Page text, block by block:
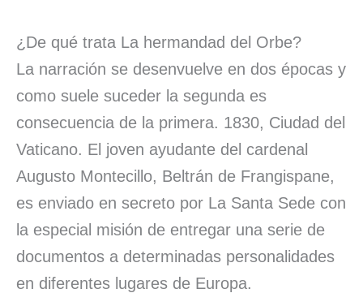
¿De qué trata La hermandad del Orbe?
La narración se desenvuelve en dos épocas y
como suele suceder la segunda es
consecuencia de la primera. 1830, Ciudad del
Vaticano. El joven ayudante del cardenal
Augusto Montecillo, Beltrán de Frangispane,
es enviado en secreto por La Santa Sede con
la especial misión de entregar una serie de
documentos a determinadas personalidades
en diferentes lugares de Europa.